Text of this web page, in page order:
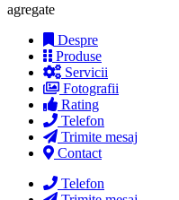
Despre
Produse
Servicii
Fotografii
Rating
Telefon
Trimite mesaj
Contact
Telefon